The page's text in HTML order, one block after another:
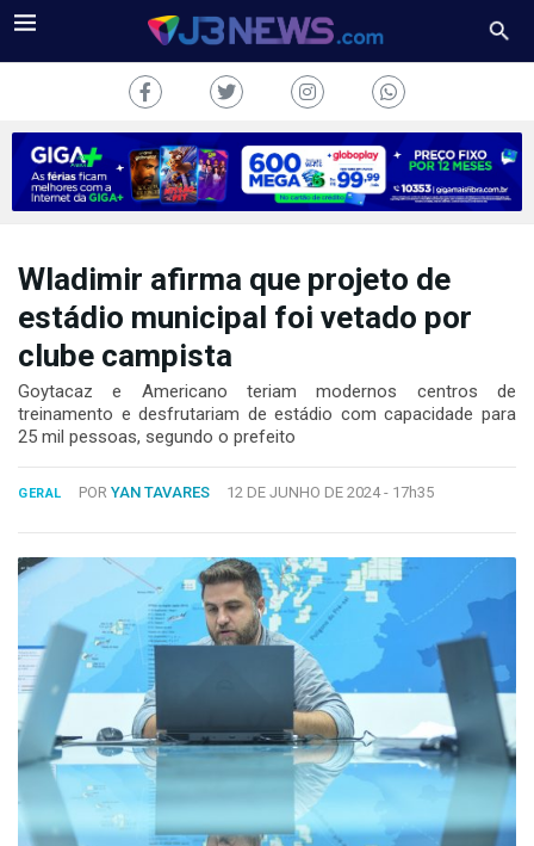
J3NEWS
COLUNAS
FALE
Copyright
Desenvolvido
por
Tecnologia
Sistemas
Wladimir afirma que projeto de
estádio municipal foi vetado por
clube campista
Goytacaz e Americano teriam modernos centros de
treinamento e desfrutariam de estádio com capacidade para
25 mil pessoas, segundo o prefeito
GERAL POR YAN TAVARES 12 DE JUNHO DE 2024 - 17h35